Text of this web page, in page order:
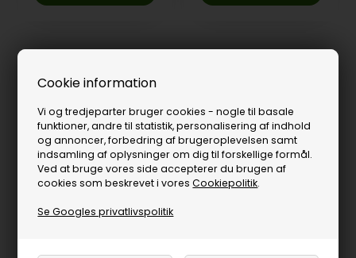
Cookie information
Vi og tredjeparter bruger cookies - nogle til basale
funktioner, andre til statistik, personalisering af indhold
og annoncer, forbedring af brugeroplevelsen samt
indsamling af oplysninger om dig til forskellige formål.
Ved at bruge vores side accepterer du brugen af
cookies som beskrevet i voresCookiepolitik.
Se Googles privatlivspolitik
keglekø, 120 cm blå